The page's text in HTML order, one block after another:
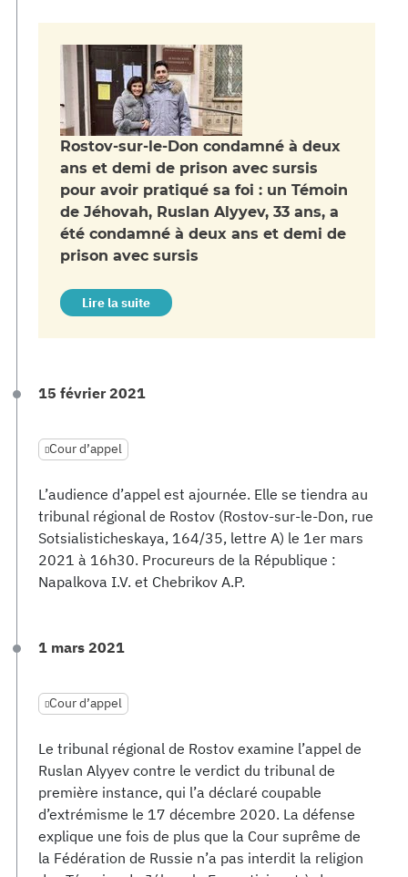
Rostov-sur-le-Don condamné à deux
ans et demi de prison avec sursis
pour avoir pratiqué sa foi : un Témoin
de Jéhovah, Ruslan Alyyev, 33 ans, a
été condamné à deux ans et demi de
prison avec sursis
Lire la suite
15 février 2021
Cour d’appel
L’audience d’appel est ajournée. Elle se tiendra au
tribunal régional de Rostov (Rostov-sur-le-Don, rue
Sotsialisticheskaya, 164/35, lettre A) le 1er mars
2021 à 16h30. Procureurs de la République :
Napalkova I.V. et Chebrikov A.P.
1 mars 2021
Cour d’appel
Le tribunal régional de Rostov examine l’appel de
Ruslan Alyyev contre le verdict du tribunal de
première instance, qui l’a déclaré coupable
d’extrémisme le 17 décembre 2020. La défense
explique une fois de plus que la Cour suprême de
la Fédération de Russie n’a pas interdit la religion